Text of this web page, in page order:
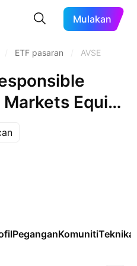
Mulakan
ETF pasaran AVSE
Equity
PeganganKomunitiTeknikal